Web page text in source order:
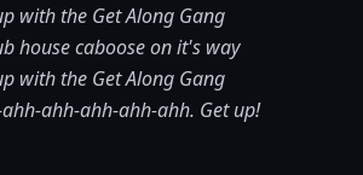
with the Get Along Gang
house caboose on it's way
with the Get Along Gang
ahh-ahh-ahh-ahh. Get up!